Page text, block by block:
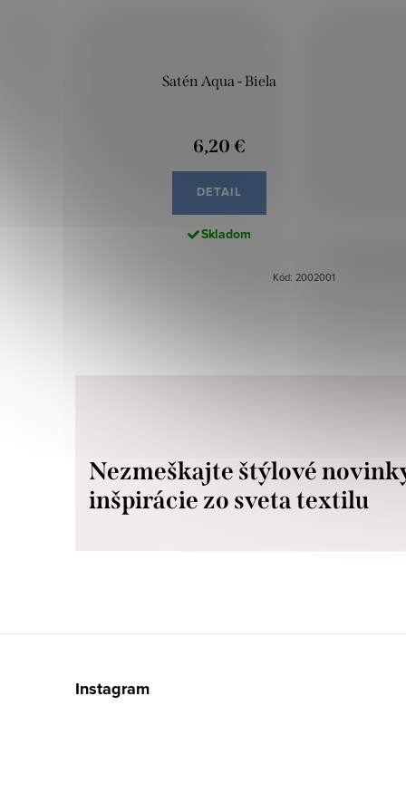
Satén Aqua - Biela
6,20 €
DETAIL
Skladom
Kód: 2002001
Nezmeškajte štýlové
inšpirácie zo sveta textilu
Instagram